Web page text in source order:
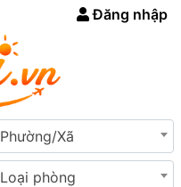
Đăng nhập
Phường/Xã
Loại phòng